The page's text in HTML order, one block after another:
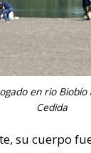
en rio Biobío
Cedida
su cuerpo